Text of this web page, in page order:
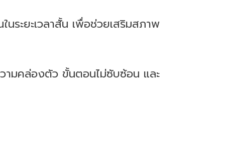
ระยะเวลาสั้น เพื่อช่วยเสริมสภาพ
ามคล่องตัว ขั้นตอนไม่ซับซ้อน และ